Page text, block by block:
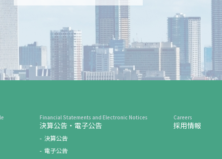
決算公告・電子公告
決算公告
電子公告
採用情報